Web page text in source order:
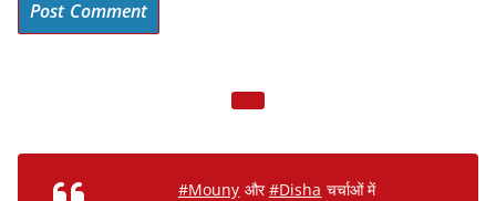
#Mouny और#Disha चर्चाओं में